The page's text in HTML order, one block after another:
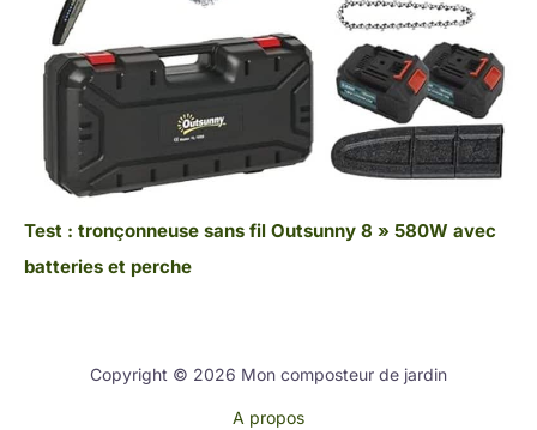
Test : tronçonneuse sans fil Outsunny 8 » 580W avec
batteries et perche
Copyright © 2026 Mon composteur de jardin
A propos